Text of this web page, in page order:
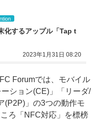
化するアップル「Tap t
2023年1月31日 08:20
Forumでは、モバイル
ション(CE)」「リーダ/
(P2P)」の3つの動作モ
ろ「NFC対応」を標榜